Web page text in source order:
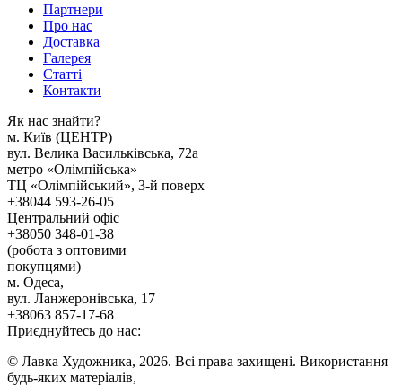
Партнери
Про нас
Доставка
Галерея
Статтi
Контакти
Як наc знайти?
м. Киïв (ЦЕНТР)
вул. Велика Васильківська, 72а
метро «Олімпійська»
ТЦ «Олімпійський», 3-й поверх
+38044 593-26-05
Центральний офіс
+38050 348-01-38
(робота з оптовими
покупцями)
м. Одеса,
вул. Ланжеронівська, 17
+38063 857-17-68
Приєднуйтесь до нас:
© Лавка Художника, 2026. Всі права захищені. Використання
будь-яких матеріалів,